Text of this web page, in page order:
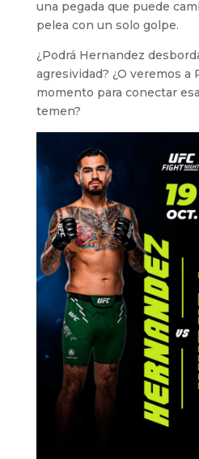
una pegada que puede
pelea con un solo golpe.
¿Podrá Hernandez
agresividad? ¿O veremos a
momento para conectar
temen?